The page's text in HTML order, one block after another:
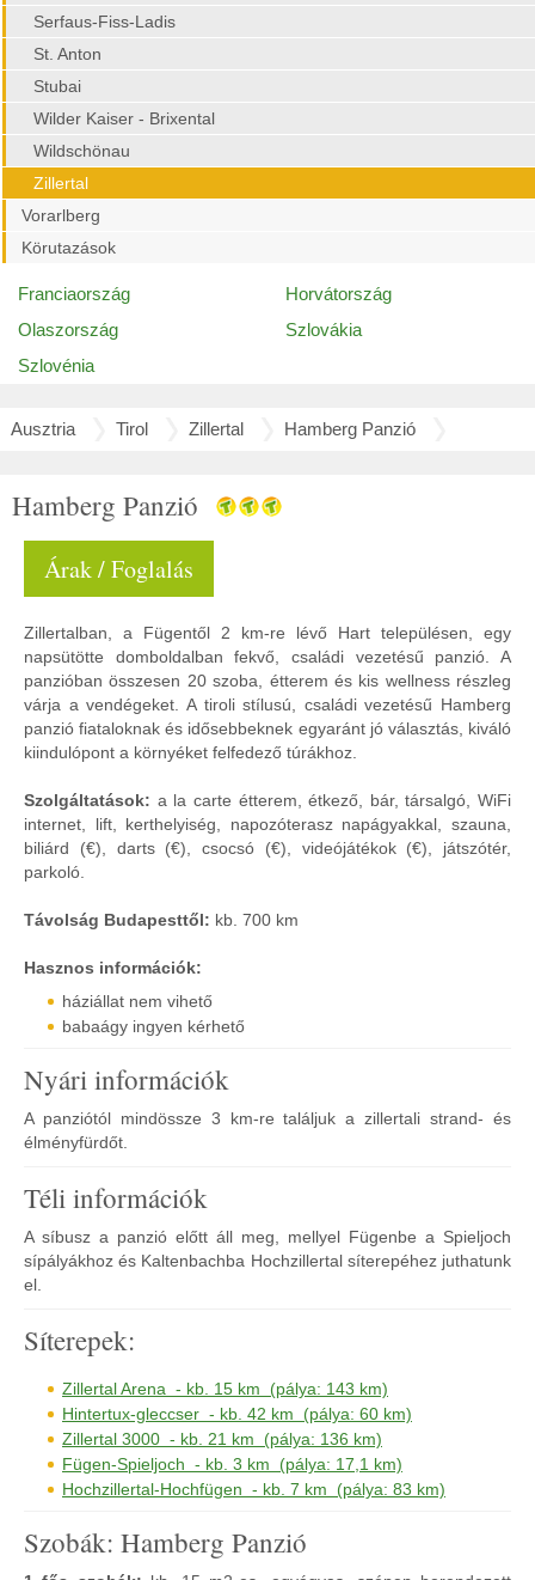
Serfaus-Fiss-Ladis
St. Anton
Stubai
Wilder Kaiser - Brixental
Wildschönau
Zillertal
Vorarlberg
Körutazások
Franciaország
Horvátország
Olaszország
Szlovákia
Szlovénia
Ausztria Tirol Zillertal Hamberg Panzió
Hamberg Panzió
Árak / Foglalás
Zillertalban, a Fügentől 2 km-re lévő Hart településen, egy
napsütötte domboldalban fekvő, családi vezetésű panzió. A
panzióban összesen 20 szoba, étterem és kis wellness részleg
várja a vendégeket. A tiroli stílusú, családi vezetésű Hamberg
panzió fiataloknak és idősebbeknek egyaránt jó választás, kiváló
kiindulópont a környéket felfedező túrákhoz.
Szolgáltatások: a la carte étterem, étkező, bár, társalgó, WiFi
internet, lift, kerthelyiség, napozóterasz napágyakkal, szauna,
biliárd (€), darts (€), csocsó (€), videójátékok (€), játszótér,
parkoló.
Távolság Budapesttől: kb. 700 km
Hasznos információk:
háziállat nem vihető
babaágy ingyen kérhető
Nyári információk
A panziótól mindössze 3 km-re találjuk a zillertali strand- és
élményfürdőt.
Téli információk
A síbusz a panzió előtt áll meg, mellyel Fügenbe a Spieljoch
sípályákhoz és Kaltenbachba Hochzillertal síterepéhez juthatunk
el.
Síterepek:
Zillertal Arena - kb. 15 km (pálya: 143 km)
Hintertux-gleccser - kb. 42 km (pálya: 60 km)
Zillertal 3000 - kb. 21 km (pálya: 136 km)
Fügen-Spieljoch - kb. 3 km (pálya: 17,1 km)
Hochzillertal-Hochfügen - kb. 7 km (pálya: 83 km)
Szobák: Hamberg Panzió